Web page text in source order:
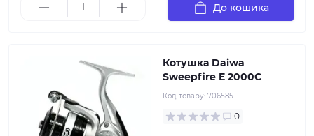
До кошика
Котушка Daiwa
Sweepfire E 2000C
Код товару: 706585
0